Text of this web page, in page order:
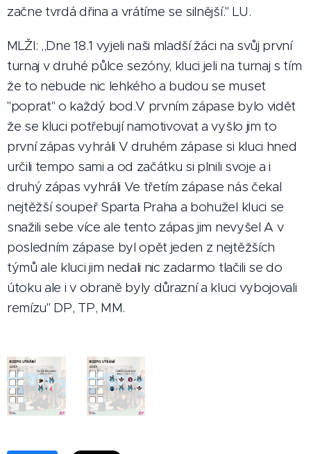
začne tvrdá dřina a vrátíme se silnější." LU.
MLŽI: ,,Dne 18.1 vyjeli naši mladší žáci na svůj první
turnaj v druhé půlce sezóny, kluci jeli na turnaj s tím
že to nebude nic lehkého a budou se muset
"poprat" o každý bod.V prvním zápase bylo vidět
že se kluci potřebují namotivovat a vyšlo jim to
první zápas vyhráli V druhém zápase si kluci hned
určili tempo sami a od začátku si plnili svoje a i
druhý zápas vyhráli Ve třetím zápase nás čekal
nejtěžší soupeř Sparta Praha a bohužel kluci se
snažili sebe více ale tento zápas jim nevyšel A v
posledním zápase byl opět jeden z nejtěžších
týmů ale kluci jim nedali nic zadarmo tlačili se do
útoku ale i v obraně byly důrazní a kluci vybojovali
remízu" DP, TP, MM.